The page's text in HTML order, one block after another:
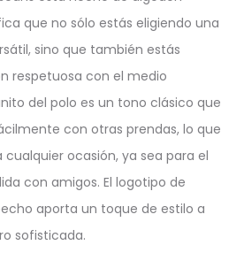
que no sólo estás eligiendo una
sino que también estás
respetuosa con el medio
del polo es un tono clásico que
con otras prendas, lo que
ocasión, ya sea para el
con amigos. El logotipo de
aporta un toque de estilo a
sofisticada.